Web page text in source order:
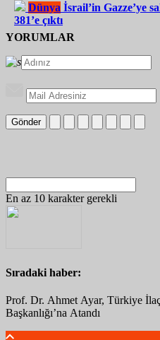
Dünya İsrail’in Gazze’ye
381’e çıktı
YORUMLAR
Gönder
En az 10 karakter gerekli
Sıradaki haber:
Prof. Dr. Ahmet Ayar, Türkiye
Başkanlığı’na Atandı